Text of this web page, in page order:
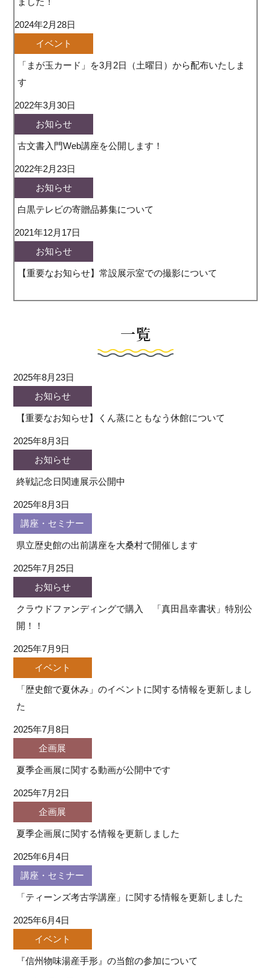
2024年2月28日
イベント
「まが玉カード」を3月2日（土曜日）から配布いたしま
す
2022年3月30日
お知らせ
古文書入門Web講座を公開します！
2022年2月23日
お知らせ
白黒テレビの寄贈品募集について
2021年12月17日
お知らせ
【重要なお知らせ】常設展示室での撮影について
一覧
2025年8月23日
お知らせ
【重要なお知らせ】くん蒸にともなう休館について
2025年8月3日
お知らせ
終戦記念日関連展示公開中
2025年8月3日
講座・セミナー
県立歴史館の出前講座を大桑村で開催します
2025年7月25日
お知らせ
クラウドファンディングで購入 「真田昌幸書状」特別公
開！！
2025年7月9日
イベント
「歴史館で夏休み」のイベントに関する情報を更新しまし
た
2025年7月8日
企画展
夏季企画展に関する動画が公開中です
2025年7月2日
企画展
夏季企画展に関する情報を更新しました
2025年6月4日
講座・セミナー
「ティーンズ考古学講座」に関する情報を更新しました
2025年6月4日
イベント
『信州物味湯産手形』の当館の参加について